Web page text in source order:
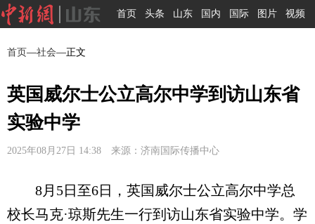
首页 头条 山东 国内 国际 图片 视频
首页—社会—正文
英国威尔士公立高尔中学到访山东省
实验中学
2025年08月27日 14:38 来源：济南国际传播中心
8月5日至6日，英国威尔士公立高尔中学总
校长马克·琼斯先生一行到访山东省实验中学。学